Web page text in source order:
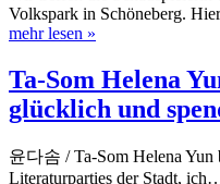
Volkspark in Schöneberg.
mehr lesen »
Ta-Som Helena
glücklich und
윤다솜 / Ta-Som Helena Yun
Literaturparties der Stadt,